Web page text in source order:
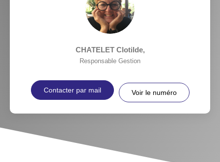
CHATELET Clotilde,
Responsable Gestion
Contacter par mail Voir le numéro